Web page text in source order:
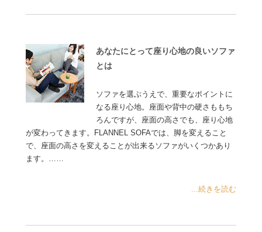
あなたにとって座り心地の良いソファ
とは
ソファを選ぶうえで、重要なポイントに
なる座り心地。座面や背中の硬さももち
ろんですが、座面の高さでも、座り心地
が変わってきます。FLANNEL SOFAでは、脚を変えること
で、座面の高さを変えることが出来るソファがいくつかあり
ます。……
...続きを読む